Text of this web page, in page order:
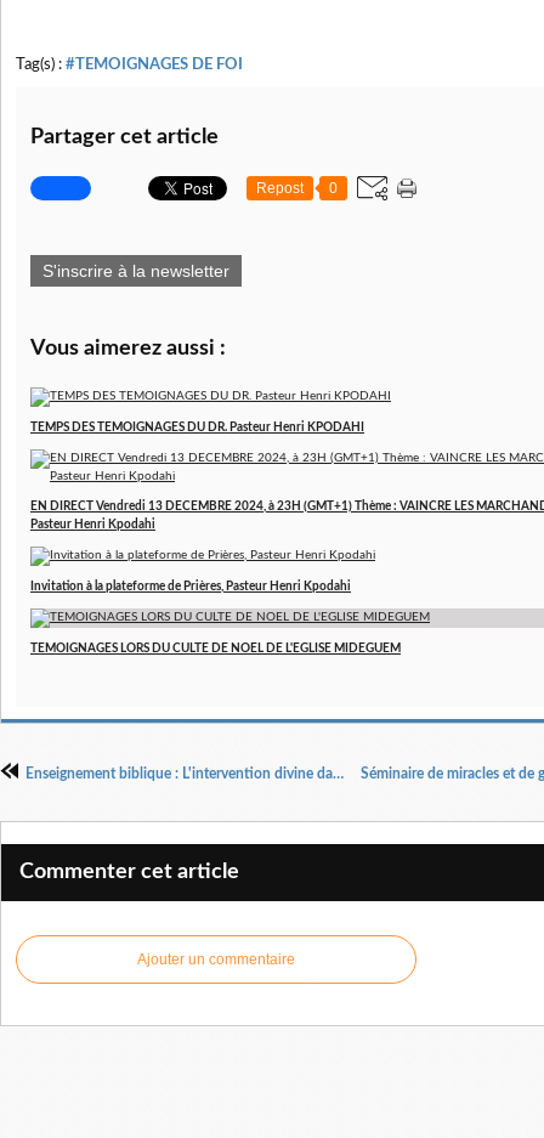
Tag(s) : #TEMOIGNAGES DE FOI
Partager cet article
Repost 0
S'inscrire à la newsletter
Vous aimerez aussi :
TEMPS DES TEMOIGNAGES DU DR. Pasteur Henri KPODAHI
EN DIRECT Vendredi 13 DECEMBRE 2024, à 23H (GMT+1) Thème : VAINCRE LES
Pasteur Henri Kpodahi
Invitation à la plateforme de Prières, Pasteur Henri Kpodahi
TEMOIGNAGES LORS DU CULTE DE NOEL DE L'EGLISE MIDEGUEM
Enseignement biblique : L'intervention divine dans la vie de Job
Commenter cet article
Ajouter un commentaire